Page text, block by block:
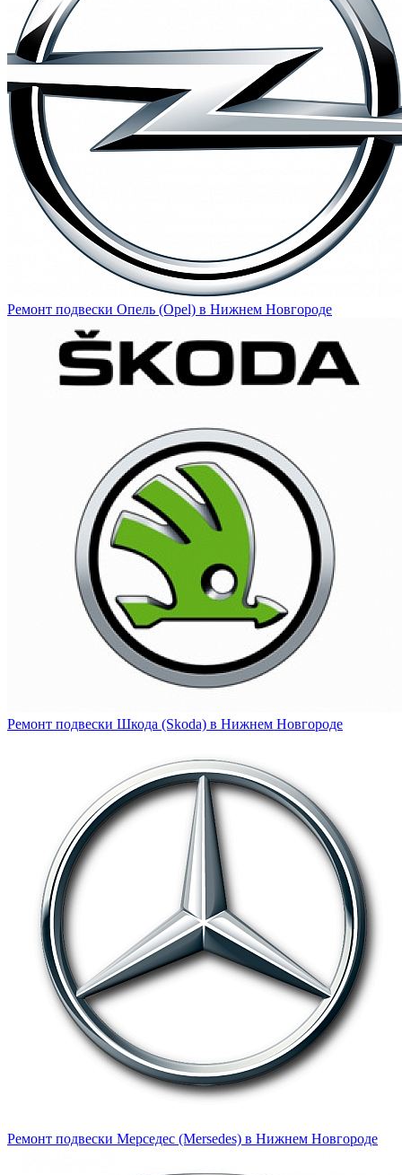
Ремонт подвески Опель (Opel) в Нижнем Новгороде
Ремонт подвески Шкода (Skoda) в Нижнем Новгороде
Ремонт подвески Мерседес (Mersedes) в Нижнем Новгороде